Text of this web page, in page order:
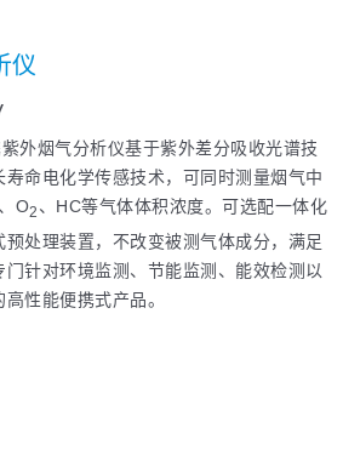
仪
外烟气分析仪基于紫外差分吸收光谱技
命电化学传感技术，可同时测量烟气中
、O2 、HC等气体体积浓度。可选配一体化
处理装置，不改变被测气体成分，满足
针对环境监测、节能监测、能效检测以
高性能便携式产品。